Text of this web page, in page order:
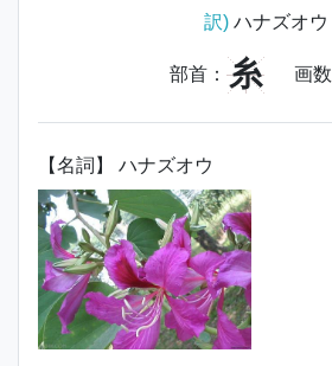
訳)ハナズオウ
部首： 糸 画数
【名詞】 ハナズオウ